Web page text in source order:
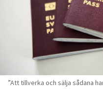
”Att tillverka och sälja sådana